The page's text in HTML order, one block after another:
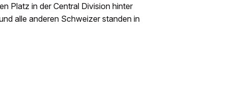
Platz in der Central Division hinter
alle anderen Schweizer standen in